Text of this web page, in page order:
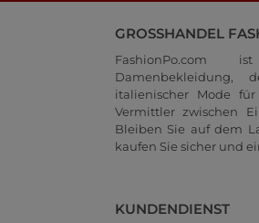
GROSSHANDEL
FashionPo.com
italienischer Mode
Vermittler zwischen
Bleiben Sie auf dem
kaufen Sie sicher und
KUNDENDIENST